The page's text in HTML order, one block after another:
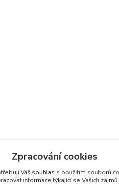
Zpracování cookies
Váš souhlas s použitím souborů
informace týkající se Vašich zájmů.